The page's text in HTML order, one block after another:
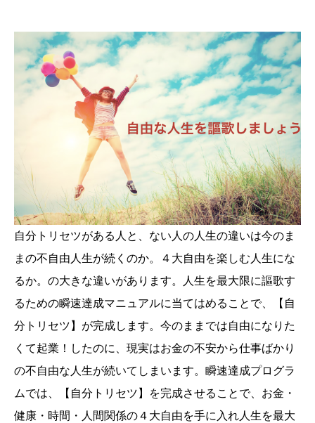
自分トリセツがある人と、ない人の人生の違いは今のま
まの不自由人生が続くのか。４大自由を楽しむ人生にな
るか。の大きな違いがあります。人生を最大限に謳歌す
るための瞬速達成マニュアルに当てはめることで、【自
分トリセツ】が完成します。今のままでは自由になりた
くて起業！したのに、現実はお金の不安から仕事ばかり
の不自由な人生が続いてしまいます。瞬速達成プログラ
ムでは、【自分トリセツ】を完成させることで、お金・
健康・時間・人間関係の４大自由を手に入れ人生を最大